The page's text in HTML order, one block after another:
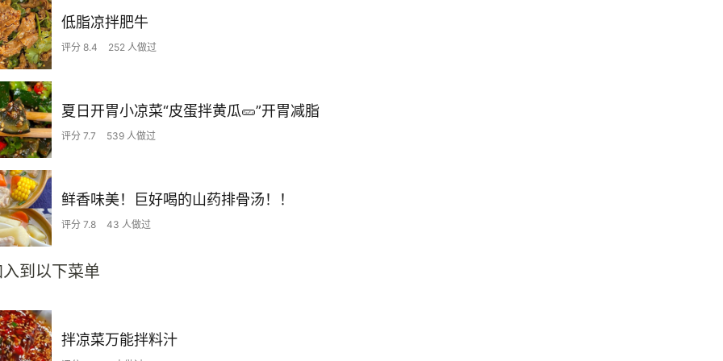
低脂凉拌肥牛
评分 8.4 252 人做过
夏日开胃小凉菜“皮蛋拌黄瓜🥒”开胃减脂
评分 7.7 539 人做过
鲜香味美！巨好喝的山药排骨汤！！
评分 7.8 43 人做过
到以下菜单
拌凉菜万能拌料汁